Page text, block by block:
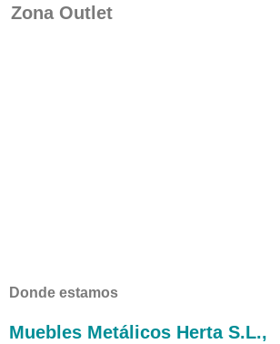
Zona Outlet
Donde estamos
Muebles Metálicos Herta S.L.,